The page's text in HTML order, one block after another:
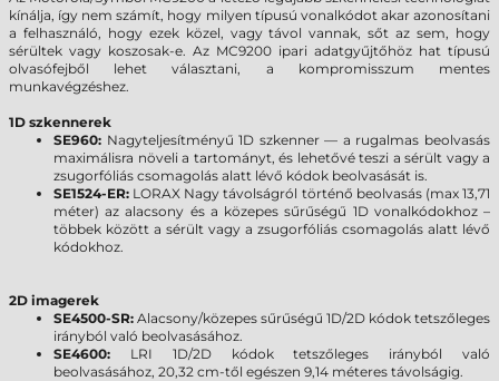
kínálja, így nem számít, hogy milyen típusú vonalkódot akar azonosítani
a felhasználó, hogy ezek közel, vagy távol vannak, sőt az sem, hogy
sérültek vagy koszosak-e. Az MC9200 ipari adatgyűjtőhöz hat típusú
olvasófejből lehet választani, a kompromisszum mentes
munkavégzéshez.
1D szkennerek
SE960: Nagyteljesítményű 1D szkenner — a rugalmas beolvasás
maximálisra növeli a tartományt, és lehetővé teszi a sérült vagy a
zsugorfóliás csomagolás alatt lévő kódok beolvasását is.
SE1524-ER: LORAX Nagy távolságról történő beolvasás (max 13,71
méter) az alacsony és a közepes sűrűségű 1D vonalkódokhoz –
többek között a sérült vagy a zsugorfóliás csomagolás alatt lévő
kódokhoz.
2D imagerek
SE4500-SR: Alacsony/közepes sűrűségű 1D/2D kódok tetszőleges
irányból való beolvasásához.
SE4600: LRI 1D/2D kódok tetszőleges irányból való
beolvasásához, 20,32 cm-től egészen 9,14 méteres távolságig.